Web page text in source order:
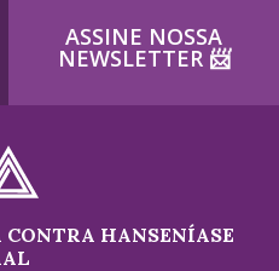
ASSINE NOSSA
NEWSLETTER ​📨
HANSENÍASE